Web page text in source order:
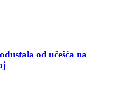
od učešća na